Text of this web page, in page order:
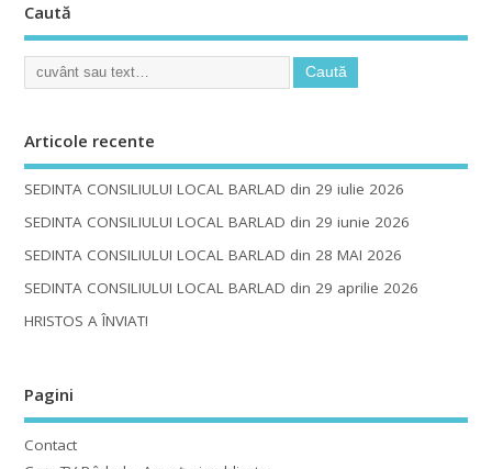
Caută
Articole recente
SEDINTA CONSILIULUI LOCAL BARLAD din 29 iulie 2026
SEDINTA CONSILIULUI LOCAL BARLAD din 29 iunie 2026
SEDINTA CONSILIULUI LOCAL BARLAD din 28 MAI 2026
SEDINTA CONSILIULUI LOCAL BARLAD din 29 aprilie 2026
HRISTOS A ÎNVIAT!
Pagini
Contact